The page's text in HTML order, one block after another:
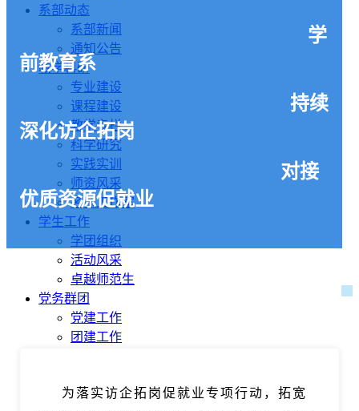
系部动态
系部新闻
通知公告
教学科研
专业建设
课程建设
教学专栏
科学研究
实践实训
师资风采
名师工作室
学生工作
学团组织
活动风采
卓越师范生
党务群团
党建工作
团建工作
招生就业
学
前教育系
持续
深化访企拓岗
对接
优质资源促就业
为落实访企拓岗促就业专项行动，拓宽